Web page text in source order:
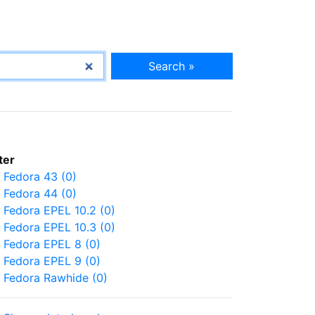
Search »
Fedora 43 (0)
Fedora 44 (0)
Fedora EPEL 10.2 (0)
Fedora EPEL 10.3 (0)
Fedora EPEL 8 (0)
Fedora EPEL 9 (0)
Fedora Rawhide (0)